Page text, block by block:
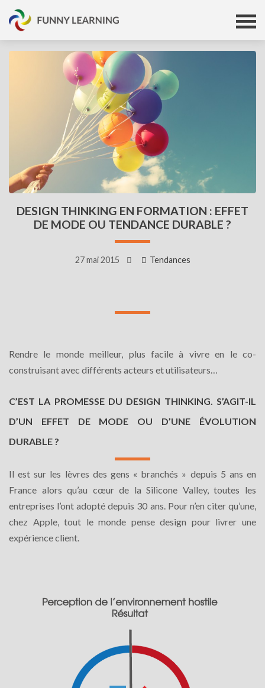
DESIGN THINKING EN FORMATION : EFFET
DE MODE OU TENDANCE DURABLE ?
27 mai 2015 Tendances
Rendre le monde meilleur, plus facile à vivre en le co-
construisant avec différents acteurs et utilisateurs…
C’EST LA PROMESSE DU DESIGN THINKING. S’AGIT-IL
D’UN EFFET DE MODE OU D’UNE ÉVOLUTION
DURABLE ?
Il est sur les lèvres des gens « branchés » depuis 5 ans en
France alors qu’au cœur de la Silicone Valley, toutes les
entreprises l’ont adopté depuis 30 ans. Pour n’en citer qu’une,
chez Apple, tout le monde pense design pour livrer une
expérience client.